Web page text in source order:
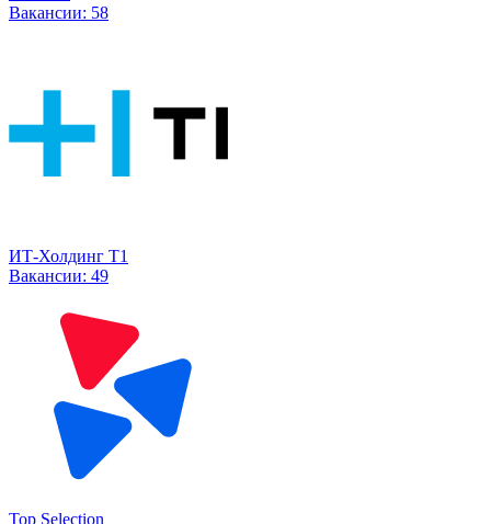
Вакансии: 58
ИТ-Холдинг Т1
Вакансии: 49
Top Selection